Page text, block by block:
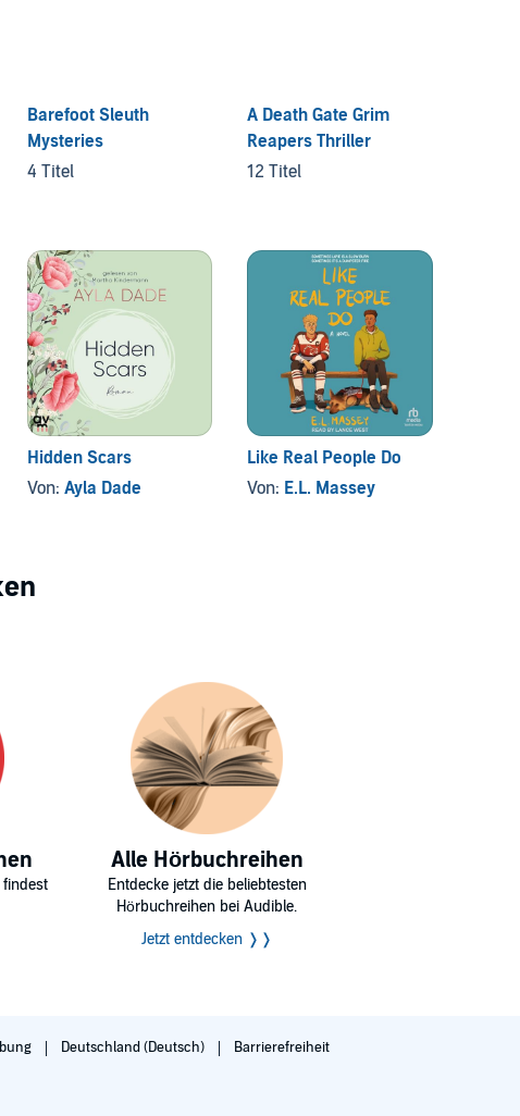
Barefoot Sleuth
Mysteries
4 Titel
A Death Gate Grim
Reapers Thriller
12 Titel
Hidden Scars
Von: Ayla Dade
Like Real People Do
Von: E.L. Massey
findest
Alle Hörbuchreihen
Entdecke jetzt die beliebtesten
Hörbuchreihen bei Audible.
Jetzt entdecken ❭❭
Deutschland (Deutsch)
Barrierefreiheit